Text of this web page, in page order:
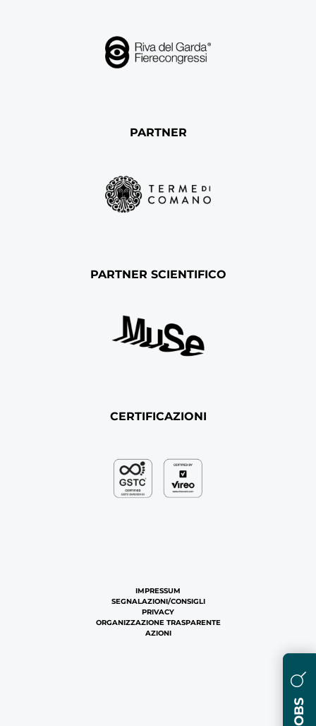
PARTNER
PARTNER SCIENTIFICO
CERTIFICAZIONI
IMPRESSUM
SEGNALAZIONI/CONSIGLI
PRIVACY
ORGANIZZAZIONE TRASPARENTE
AZIONI
JOBS